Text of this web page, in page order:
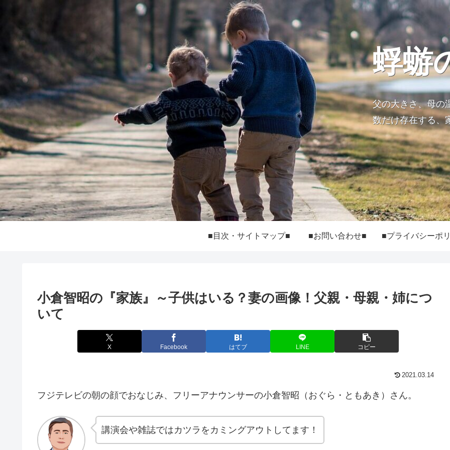
蜉蝣
父の大きさ、母の
数だけ存在する、
■目次・サイトマップ■ ■お問い合わせ■
小倉智昭の『家族』～子供はいる？妻の画像！父親・母親・姉につ
いて
X Facebook はてブ LINE コピー
2021.03.14
フジテレビの朝の顔でおなじみ、フリーアナウンサーの小倉智昭（おぐら・ともあき）さん。
講演会や雑誌ではカツラをカミングアウトしてます！